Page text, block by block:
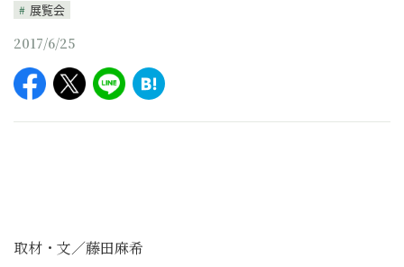
展覧会
2017/6/25
取材・文／藤田麻希